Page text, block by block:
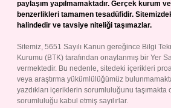
paylaşım yapılmamaktadır. Gerçek kurum
benzerlikleri tamamen tesadüfidir.
halindedir ve tavsiye niteliği taşımazlar.
Sitemiz, 5651 Sayılı Kanun gereğince Bilgi
Kurumu (BTK) tarafından onaylanmış bir Yer
vermektedir. Bu nedenle, sitedeki içerikleri
veya araştırma yükümlülüğümüz
yazdıkları içeriklerin sorumluluğunu
sorumluluğu kabul etmiş sayılırlar.